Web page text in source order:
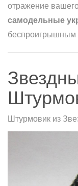
отражение
самодельные
беспроигрышным
Штурмовик из